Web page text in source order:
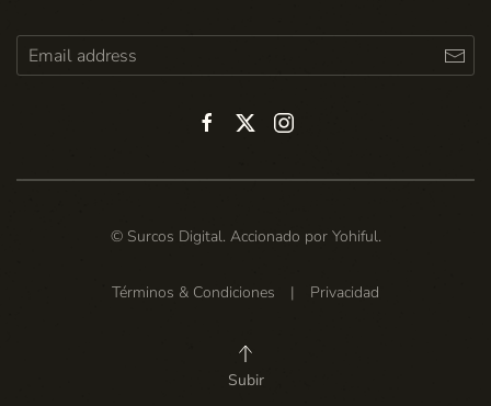
© Surcos Digital. Accionado por Yohiful.
Términos & Condiciones | Privacidad
Subir